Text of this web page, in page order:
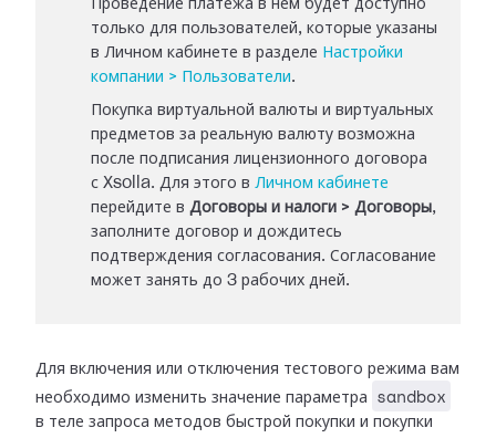
Проведение платежа в нем будет доступно
только для пользователей, которые указаны
в Личном кабинете в разделе Настройки
компании > Пользователи.
Покупка виртуальной валюты и виртуальных
предметов за реальную валюту возможна
после подписания лицензионного договора
с Xsolla. Для этого в Личном кабинете
перейдите в Договоры и налоги > Договоры,
заполните договор и дождитесь
подтверждения согласования. Согласование
может занять до 3 рабочих дней.
Для включения или отключения тестового режима вам
необходимо изменить значение параметра
sandbox
в теле запроса методов быстрой покупки и покупки